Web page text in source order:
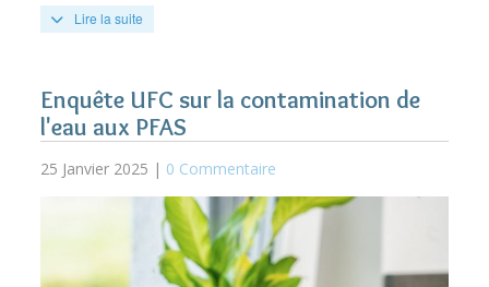
Lire la suite
Enquête UFC sur la contamination de
l'eau aux PFAS
25 Janvier 2025 | 0 Commentaire